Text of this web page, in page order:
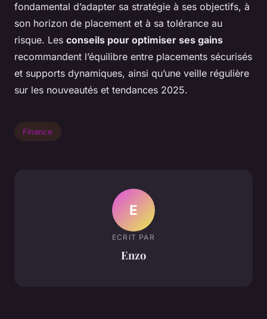
fondamental d’adapter sa stratégie à ses objectifs, à
son horizon de placement et à sa tolérance au
risque. Les conseils pour optimiser ses gains
recommandent l’équilibre entre placements sécurisés
et supports dynamiques, ainsi qu’une veille régulière
sur les nouveautés et tendances 2025.
Finance
E
ECRIT PAR
Enzo